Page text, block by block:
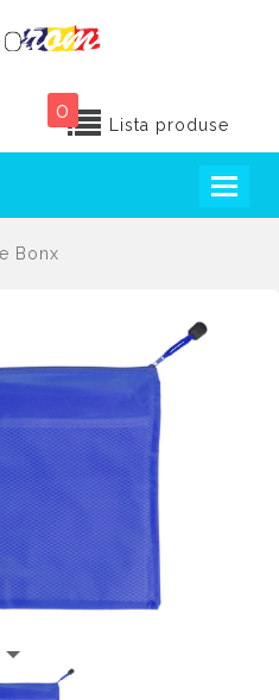
0
Lista produse
Bonx